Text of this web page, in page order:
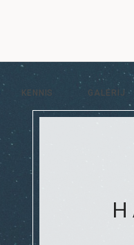
KENNIS GALERIJ